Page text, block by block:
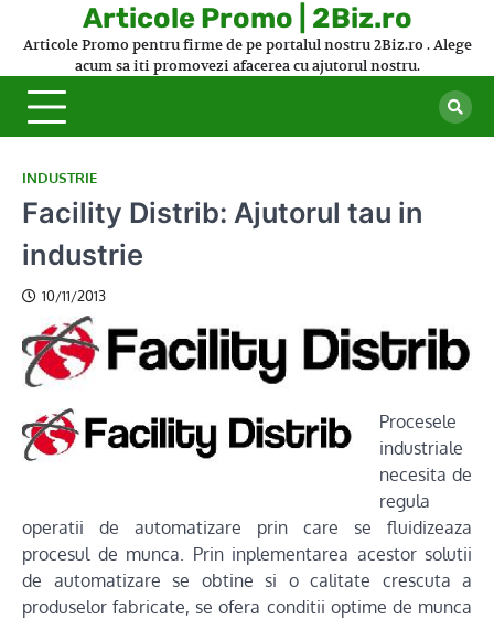
Articole Promo | 2Biz.ro
Articole Promo pentru firme de pe portalul nostru 2Biz.ro . Alege
acum sa iti promovezi afacerea cu ajutorul nostru.
INDUSTRIE
Facility Distrib: Ajutorul tau in
industrie
10/11/2013
Procesele
industriale
necesita de
regula
operatii de automatizare prin care se fluidizeaza
procesul de munca. Prin inplementarea acestor solutii
de automatizare se obtine si o calitate crescuta a
produselor fabricate, se ofera conditii optime de munca